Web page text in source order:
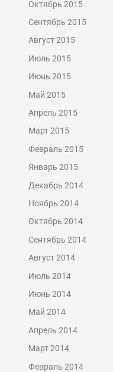
Октябрь 2015
Сентябрь 2015
Август 2015
Июль 2015
Июнь 2015
Май 2015
Апрель 2015
Март 2015
Февраль 2015
Январь 2015
Декабрь 2014
Ноябрь 2014
Октябрь 2014
Сентябрь 2014
Август 2014
Июль 2014
Июнь 2014
Май 2014
Апрель 2014
Март 2014
Февраль 2014